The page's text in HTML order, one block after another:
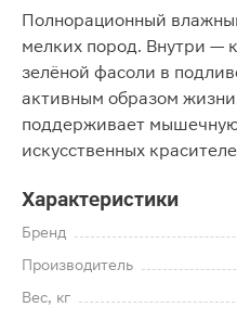
Полнорационный
мелких пород. Внутри —
зелёной фасоли в
активным образом
поддерживает
искусственных
Характеристики
Бренд
Производитель
Вес, кг